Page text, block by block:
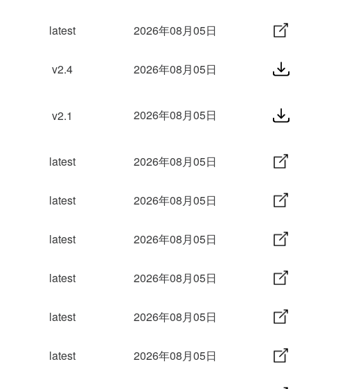
latest 2026年08月05日
v2.4 2026年08月05日
v2.1 2026年08月05日
latest 2026年08月05日
latest 2026年08月05日
latest 2026年08月05日
latest 2026年08月05日
latest 2026年08月05日
latest 2026年08月05日